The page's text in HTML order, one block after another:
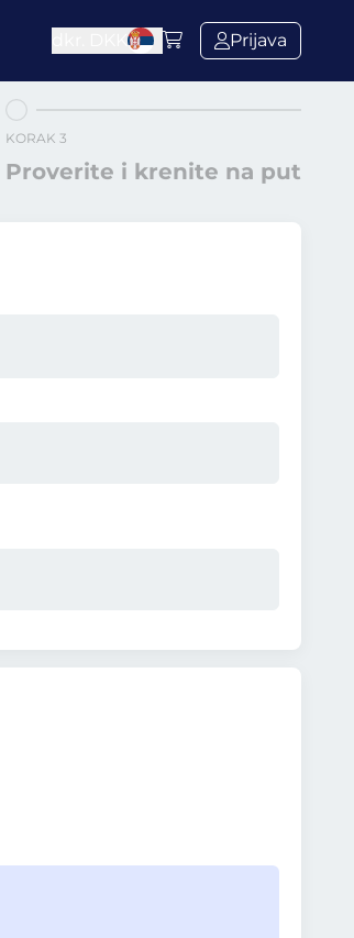
Prijava
KORAK 3
Proverite i krenite na put